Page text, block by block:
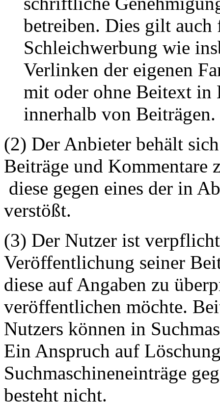
betreiben. Dies gilt auch
Schleichwerbung wie
Verlinken der eigenen
mit oder ohne Beitext in
innerhalb von Beiträgen.
(2) Der Anbieter behält
Beiträge und Kommentare
diese gegen eines der in
verstößt.
(3) Der Nutzer ist
Veröffentlichung seiner
diese auf Angaben zu
veröffentlichen möchte.
Nutzers können in
Ein Anspruch auf
Suchmaschineneinträge
besteht nicht.